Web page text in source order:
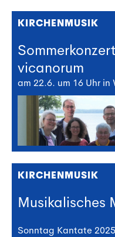
KIRCHENMUSIK
vicanorum
am 22.6. um 16 Uhr in
KIRCHENMUSIK
Musikalisches
Sonntag Kantate 2025